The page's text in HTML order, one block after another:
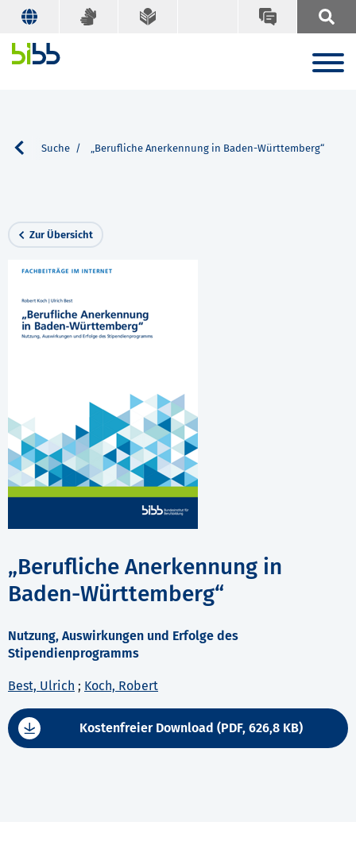
Suche „Berufliche Anerkennung in Baden-Württemberg“
Zur Übersicht
„Berufliche Anerkennung in
Baden-Württemberg“
Nutzung, Auswirkungen und Erfolge des
Stipendienprogramms
Best, Ulrich ; Koch, Robert
Kostenfreier Download (PDF, 626,8 KB)